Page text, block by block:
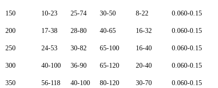
150 10-23 25-74 30-50 8-22 0.060-0.15
200 17-38 28-80 40-65 16-32 0.060-0.15
250 24-53 30-82 65-100 16-40 0.060-0.15
300 40-100 36-90 65-120 20-40 0.060-0.15
350 56-118 40-100 80-120 30-70 0.060-0.15